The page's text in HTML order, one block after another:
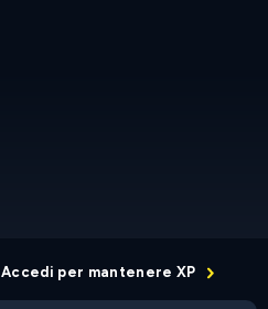
Accedi per mantenere XP